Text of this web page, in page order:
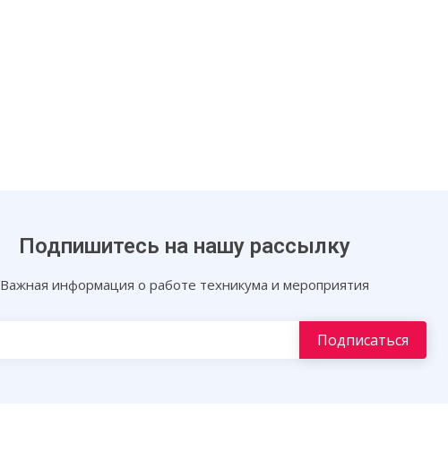
Подпишитесь на нашу рассылку
Важная информация о работе техникума и мероприятия